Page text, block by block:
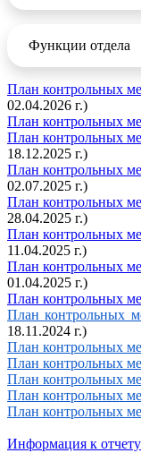
Функции отдела
План контрольных
02.04.2026 г.)
План контрольных
План контрольных
18.12.2025 г.)
План контрольных
02.07.2025 г.)
План контрольных
28.04.2025 г.)
План контрольных
11.04.2025 г.)
План контрольных
01.04.2025 г.)
План контрольных
План контрольных
18.11.2024 г.)
План контрольных
План контрольных
План контрольных
План контрольных
План контрольных
Информация к отчету